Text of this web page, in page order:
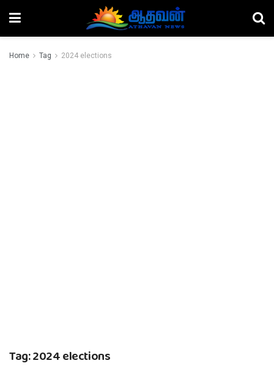
Home Tag 2024 elections
Tag:2024 elections